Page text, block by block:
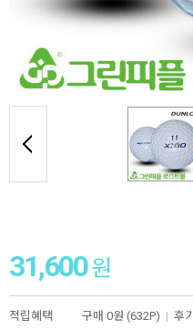
31,600원
적립혜택 구매 0원 (632P) | 후기